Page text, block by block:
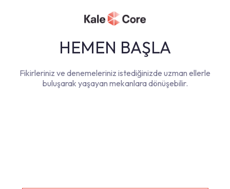
HEMEN BAŞLA
Fikirleriniz ve denemeleriniz istediğinizde uzman ellerle
buluşarak yaşayan mekanlara dönüşebilir.